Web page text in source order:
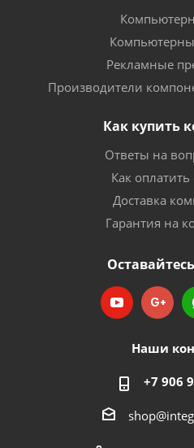
Рекламные
Производители
Как купить
Ответы на
Как
Доставка
Гарантия на
Наши
+7 906